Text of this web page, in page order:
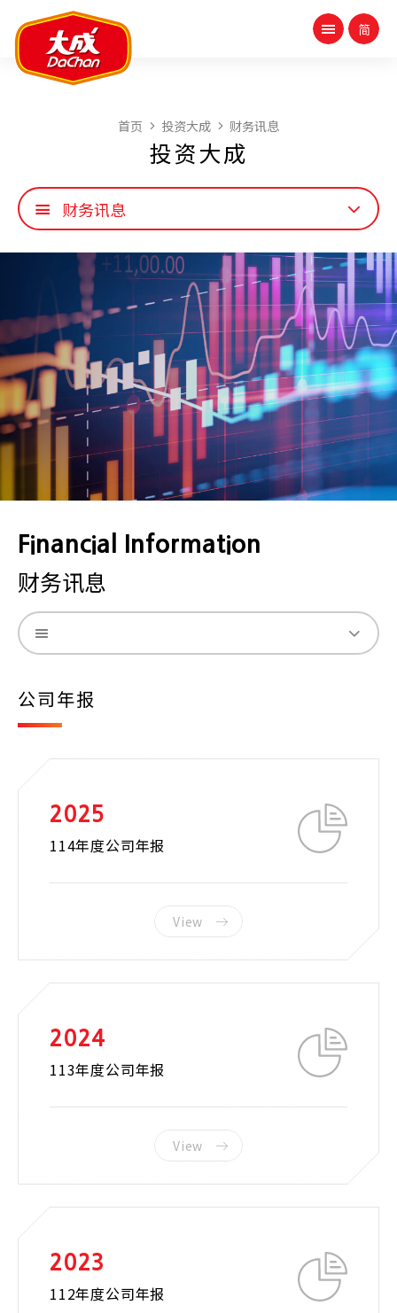
首页 投资大成 财务讯息
投资大成
财务讯息
Financial Information
财务讯息
公司年报
2025
114年度公司年报
View
2024
113年度公司年报
View
2023
112年度公司年报